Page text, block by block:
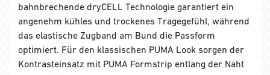
bahnbrechende dryCELL Technologie garantiert ein
angenehm kühles und trockenes Tragegefühl, während
das elastische Zugband am Bund die Passform
optimiert. Für den klassischen PUMA Look sorgen der
Kontrasteinsatz mit PUMA Formstrip entlang der Naht